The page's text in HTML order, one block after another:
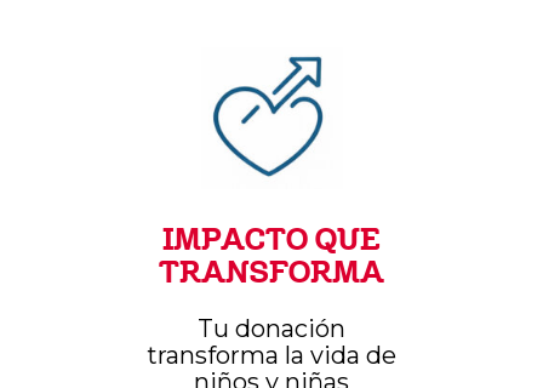
IMPACTO QUE
TRANSFORMA
Tu donación
transforma la vida de
niños y niñas